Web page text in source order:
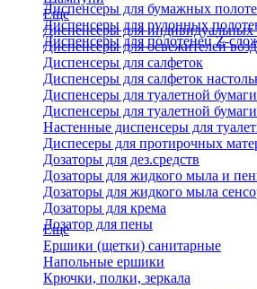
Диспенсеры для бумажных
Диспенсеры для рулонных
Диспенсеры для полотенец Z-
Еще
Диспенсеры для
Диспенсеры для освежителей
Диспенсеры для салфеток
Диспенсеры для салфеток
Диспенсеры для туалетной бумаги
Диспенсеры для туалетной
Настенные диспенсеры для
Диспесеры для протирочных
Дозаторы для дез.средств
Дозаторы для жидкого мыла и
Дозаторы для жидкого мыла
Дозаторы для крема
Дозатор для пены
Еще
Ершики (щетки) санитарные
Напольные ершики
Крючки, полки, зеркала